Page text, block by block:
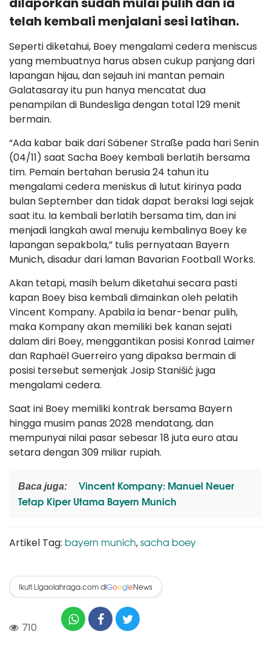
telah kembali menjalani sesi latihan.
Seperti diketahui, Boey mengalami cedera meniscus
yang membuatnya harus absen cukup panjang dari
lapangan hijau, dan sejauh ini mantan pemain
Galatasaray itu pun hanya mencatat dua
penampilan di Bundesliga dengan total 129 menit
bermain.
“Ada kabar baik dari Säbener Straße pada hari Senin
(04/11) saat Sacha Boey kembali berlatih bersama
tim. Pemain bertahan berusia 24 tahun itu
mengalami cedera meniskus di lutut kirinya pada
bulan September dan tidak dapat beraksi lagi sejak
saat itu. Ia kembali berlatih bersama tim, dan ini
menjadi langkah awal menuju kembalinya Boey ke
lapangan sepakbola,” tulis pernyataan Bayern
Munich, disadur dari laman Bavarian Football Works.
Akan tetapi, masih belum diketahui secara pasti
kapan Boey bisa kembali dimainkan oleh pelatih
Vincent Kompany. Apabila ia benar-benar pulih,
maka Kompany akan memiliki bek kanan sejati
dalam diri Boey, menggantikan posisi Konrad Laimer
dan Raphaël Guerreiro yang dipaksa bermain di
posisi tersebut semenjak Josip Stanišić juga
mengalami cedera.
Saat ini Boey memiliki kontrak bersama Bayern
hingga musim panas 2028 mendatang, dan
mempunyai nilai pasar sebesar 18 juta euro atau
setara dengan 309 miliar rupiah.
Baca juga:
Vincent Kompany: Manuel Neuer
Tetap Kiper Utama Bayern Munich
Artikel Tag: bayern munich,sacha boey
Ikuti Ligaolahraga.com diGoogleNews
710